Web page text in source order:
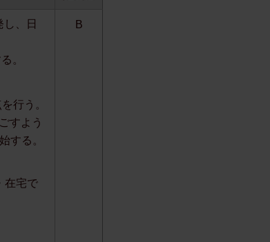
、日
。
行う。
すよう
する。
在宅で
B